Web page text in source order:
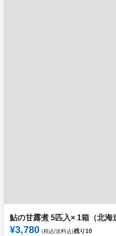
鮎の甘露煮 5匹入× 1箱（北海
¥3,780 (税込/送料込)残り10